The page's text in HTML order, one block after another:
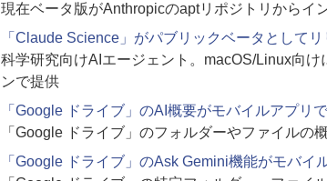
現在ベータ版がAnthropicのaptリポジトリからイ
「Claude Science」がパブリックベータとしてリ
科学研究向けAIエージェント。macOS/Linux向け
ンで提供
「Google ドライブ」のAI概要がモバイルアプリ
「Google ドライブ」のフォルダーやファイルの
「Google ドライブ」のAsk Gemini機能がモバイ